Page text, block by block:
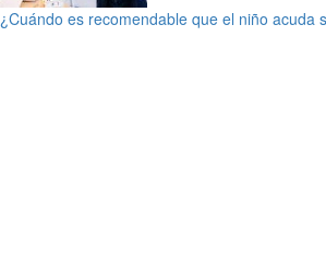
¿Cuándo es recomendable que el niño acuda